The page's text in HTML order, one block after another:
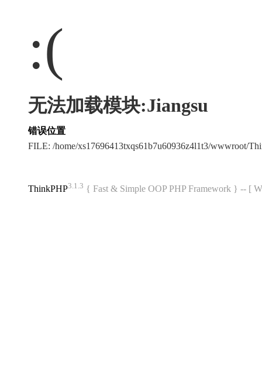
:(
无法加载模块:Jiangsu
错误位置
FILE: /home/xs17696413txqs61b7u60936z4l1t3/wwwroot/
ThinkPHP3.1.3 { Fast & Simple OOP PHP Framework } -- [